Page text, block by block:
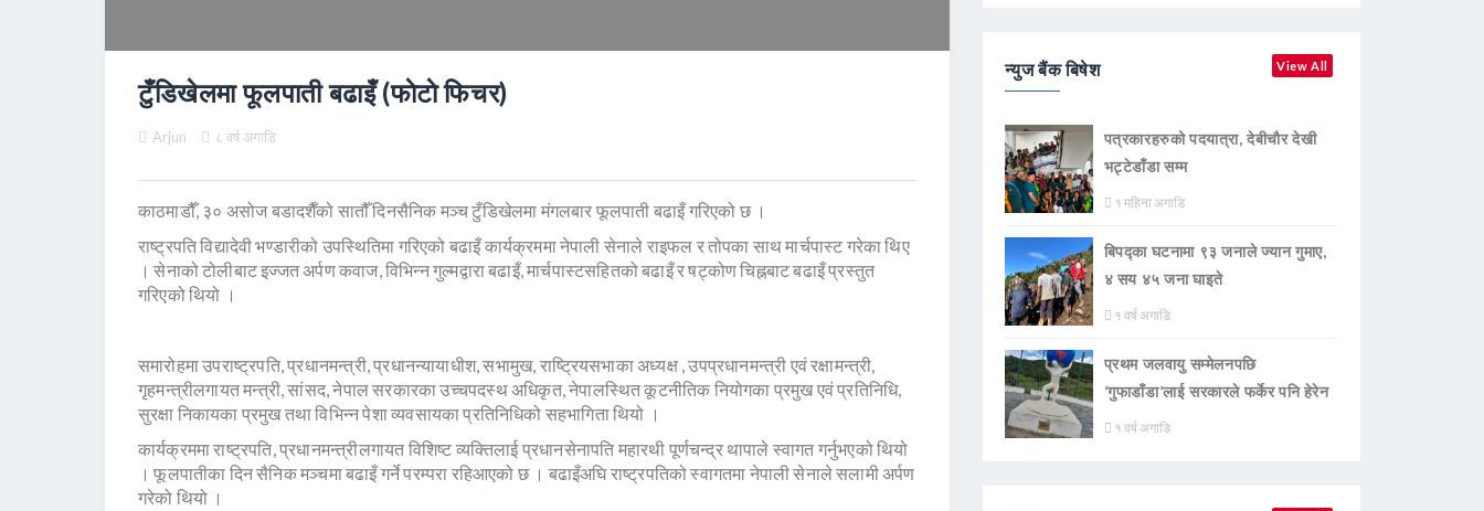
टुँडिखेलमा फूलपाती बढाइँ (फाेटाे फिचर)
Arjun ८ वर्ष अगाडि
काठमाडौँ, ३० असोज बडादशैँको सातौँ दिनसैनिक मञ्च टुँडिखेलमा मंगलबार फूलपाती बढाइँ गरिएको छ ।
राष्ट्रपति विद्यादेवी भण्डारीको उपस्थितिमा गरिएको बढाइँ कार्यक्रममा नेपाली सेनाले राइफल र तोपका साथ मार्चपास्ट गरेका थिए
। सेनाको टोलीबाट इज्जत अर्पण कवाज, विभिन्न गुल्मद्वारा बढाइँ, मार्चपास्टसहितको बढाइँ र षट्कोण चिह्नबाट बढाइँ प्रस्तुत
गरिएको थियो ।
समारोहमा उपराष्ट्रपति, प्रधानमन्त्री, प्रधानन्यायाधीश, सभामुख, राष्ट्रियसभाका अध्यक्ष , उपप्रधानमन्त्री एवं रक्षामन्त्री,
गृहमन्त्रीलगायत मन्त्री, सांसद, नेपाल सरकारका उच्चपदस्थ अधिकृत, नेपालस्थित कूटनीतिक नियोगका प्रमुख एवं प्रतिनिधि,
सुरक्षा निकायका प्रमुख तथा विभिन्न पेशा व्यवसायका प्रतिनिधिको सहभागिता थियो ।
कार्यक्रममा राष्ट्रपति, प्रधानमन्त्रीलगायत विशिष्ट व्यक्तिलाई प्रधानसेनापति महारथी पूर्णचन्द्र थापाले स्वागत गर्नुभएको थियो
। फूलपातीका दिन सैनिक मञ्चमा बढाइँ गर्ने परम्परा रहिआएको छ । बढाइँअघि राष्ट्रपतिको स्वागतमा नेपाली सेनाले सलामी अर्पण
गरेको थियो ।
न्युज बैंक बिषेश View All
पत्रकारहरुको पदयात्रा, देबीचौर देखी
भट्टेडाँडा सम्म
१ महिना अगाडि
बिपद्का घटनामा ९३ जनाले ज्यान गुमाए,
४ सय ४५ जना घाइते
१ वर्ष अगाडि
प्रथम जलवायु सम्मेलनपछि
‘गुफाडाँडा’लाई सरकारले फर्केर पनि हेरेन
१ वर्ष अगाडि